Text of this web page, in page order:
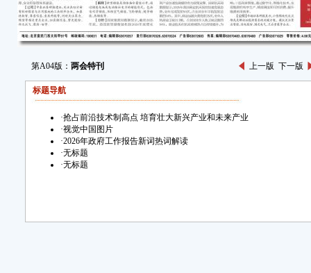
第A04版： 两会特刊 上一版 下一版
标题导航
·抢占前沿技术制高点 培育壮大新兴产业和未来产业
·视觉中国图片
·2026年政府工作报告新词热词解读
·无标题
·无标题